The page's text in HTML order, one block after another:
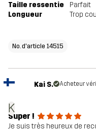
Taille ressentie
Parfait
Longueur
Trop
No. d'article 14515
K
Kai S. Acheteur
Super !
Je suis très heureux de